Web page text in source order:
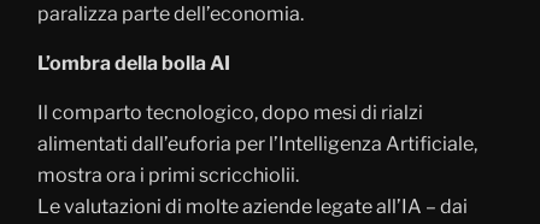
paralizza parte dell’economia.
L’ombra della bolla AI
Il comparto tecnologico, dopo mesi di rialzi
alimentati dall’euforia per l’Intelligenza Artificiale,
mostra ora i primi scricchiolii.
Le valutazioni di molte aziende legate all’IA – dai